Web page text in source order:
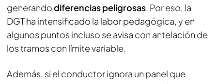
generandodiferencias peligrosas. Por eso, la
DGT ha intensificado la labor pedagógica, y en
algunos puntos incluso se avisa con antelación de
los tramos con límite variable.
Además, si el conductor ignora un panel que